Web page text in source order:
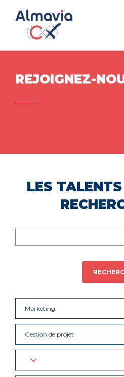
REJOIGNEZ-
LES
Marketing
Gestion de projet